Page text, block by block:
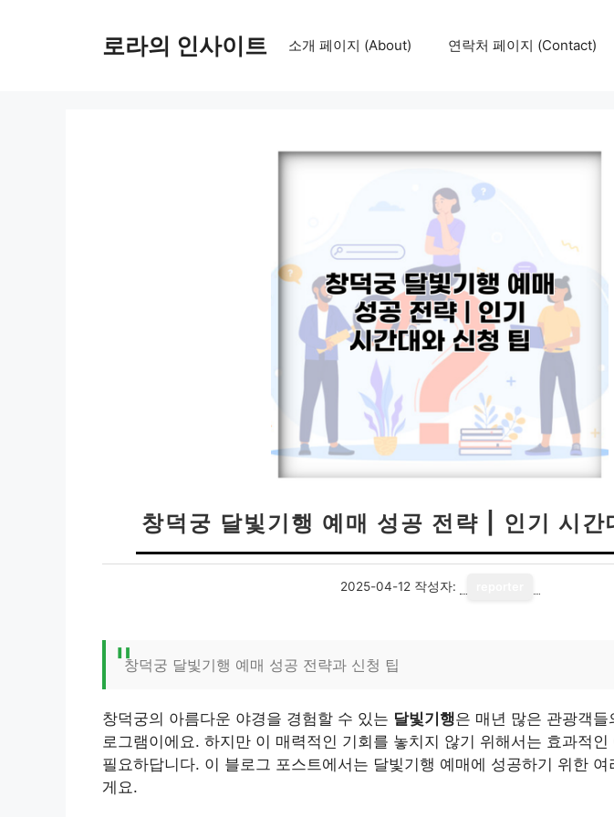
로라의 인사이트 소개 페이지 (About) 연락처 페이지 (Contact)
창덕궁 달빛기행 예매 성공 전략 | 인기 시간
2025-04-12 작성자:
창덕궁 달빛기행 예매 성공 전략과 신청 팁
창덕궁의 아름다운 야경을 경험할 수 있는 달빛기행은 매년 많은 관광객
로그램이에요. 하지만 이 매력적인 기회를 놓치지 않기 위해서는 효과적인
필요하답니다. 이 블로그 포스트에서는 달빛기행 예매에 성공하기 위한
게요.